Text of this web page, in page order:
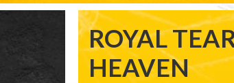
ROYAL
HEAVEN